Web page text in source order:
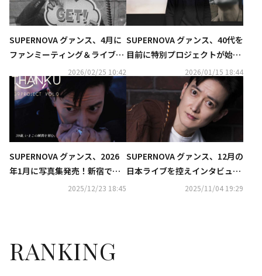
SUPERNOVA グァンス、4月に
ファンミーティング＆ライブ開
催決定！誕生日をファンと共に
2026/02/25 10:42
SUPERNOVA グァンス、40代を
目前に特別プロジェクトが始
動…感謝を伝えたい相手とは？
2026/01/15 18:44
SUPERNOVA グァンス、2026
年1月に写真集発売！新宿でポ
2025/12/23 18:45
SUPERNOVA グァンス、12月の
日本ライブを控えインタビュー
が到着「どうなるのか自分も楽
2025/11/04 19:29
RANKING